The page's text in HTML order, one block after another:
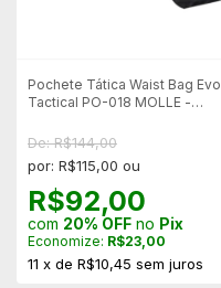
Pochete Tática Waist Bag Evo
Tactical PO-018 MOLLE -
De: R$144,00
por: R$115,00 ou
R$92,00
com 20% OFF no Pix
Economize: R$23,00
11 x de R$10,45 sem juros